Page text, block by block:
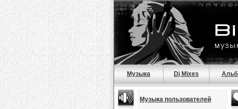
Музыка Dj Mixes
Музыка пользователей